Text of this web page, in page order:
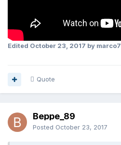
Edited October 23, 2017 by marco7
Quote
Beppe_89
Posted October 23, 2017